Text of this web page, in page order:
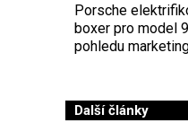
Porsche
boxer pro model
pohledu
Další články